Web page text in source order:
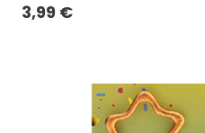
3,99 €